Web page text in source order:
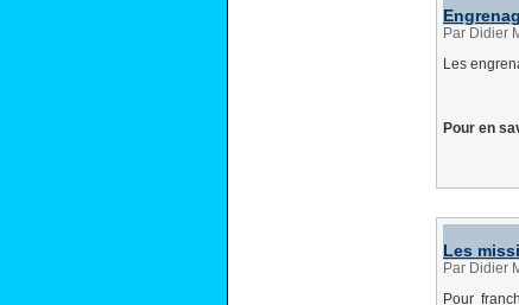
Par Didier
Les
Pour en
Les
Par Didier
Pour